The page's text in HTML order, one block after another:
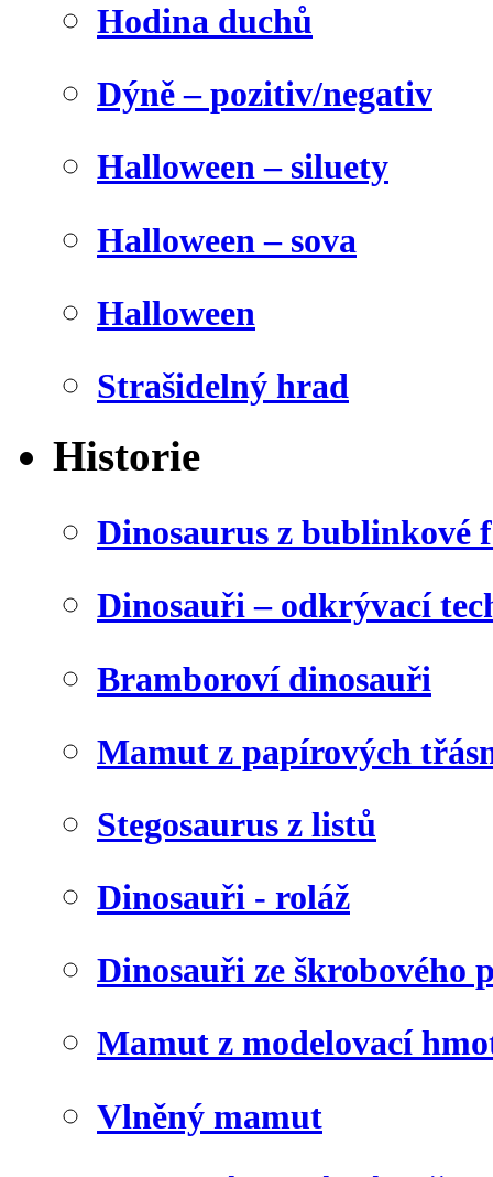
Hodina duchů
Dýně – pozitiv/negativ
Halloween – siluety
Halloween – sova
Halloween
Strašidelný hrad
Historie
Dinosaurus z bublinkové
Dinosauři – odkrývací
Bramboroví dinosauři
Mamut z papírových
Stegosaurus z listů
Dinosauři - roláž
Dinosauři ze škrobového
Mamut z modelovací
Vlněný mamut